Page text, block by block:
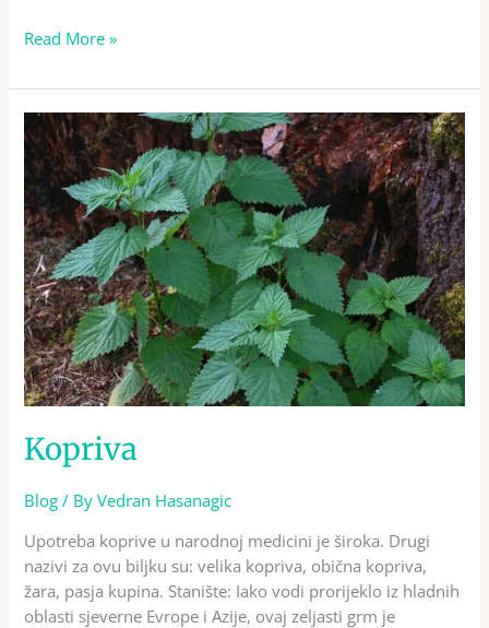
Read More »
Kopriva
Blog / ByVedran Hasanagic
Upotreba koprive u narodnoj medicini je široka. Drugi
nazivi za ovu biljku su: velika kopriva, obična kopriva,
žara, pasja kupina. Stanište: Iako vodi prorijeklo iz hladnih
oblasti sjeverne Evrope i Azije, ovaj zeljasti grm je
Kopriva